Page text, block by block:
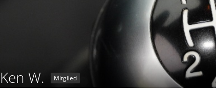
Ken W. Mitglied